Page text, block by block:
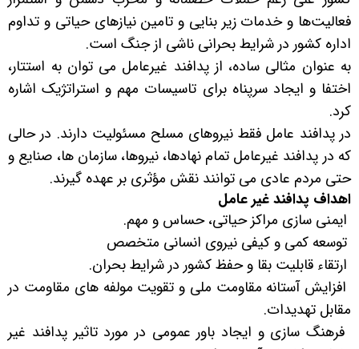
فعالیت‌ها و خدمات زیر بنایی و تامین نیازهای حیاتی و تداوم
اداره کشور در شرایط بحرانی ناشی از جنگ است.
به عنوان مثالی ساده، از پدافند غیرعامل می توان به استتار،
اختفا و ایجاد سرپناه برای تاسیسات مهم و استراتژیک اشاره
کرد.
در پدافند عامل فقط نیروهای مسلح مسئولیت دارند. در حالی
که در پدافند غیرعامل تمام نهادها، نیروها، سازمان ها، صنایع و
حتی مردم عادی می توانند نقش مؤثری بر عهده گیرند.
اهداف پدافند غیر عامل
ایمنی سازی مراکز حیاتی، حساس و مهم.
توسعه کمی و کیفی نیروی انسانی متخصص
ارتقاء قابلیت بقا و حفظ کشور در شرایط بحران.
افزایش آستانه مقاومت ملی و تقویت مولفه های مقاومت در
مقابل تهدیدات.
فرهنگ سازی و ایجاد باور عمومی در مورد تاثیر پدافند غیر